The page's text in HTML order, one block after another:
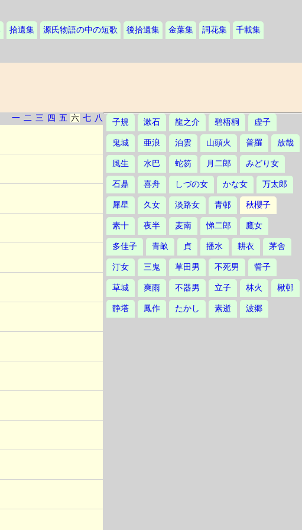
拾遺集 源氏物語の中の短歌 後拾遺集 金葉集 詞花集 千載集
一 二 三 四 五 六 七 八 子規 漱石 龍之介 碧梧桐 虚子
鬼城 亜浪 泊雲 山頭火 普羅 放哉
風生 水巴 蛇笏 月二郎 みどり女
石鼎 喜舟 しづの女 かな女 万太郎
犀星 久女 淡路女 青邨 秋櫻子
素十 夜半 麦南 悌二郎 鷹女
多佳子 青畝 貞 播水 耕衣 茅舎
汀女 三鬼 草田男 不死男 誓子
草城 爽雨 不器男 立子 林火 楸邨
静塔 鳳作 たかし 素逝 波郷